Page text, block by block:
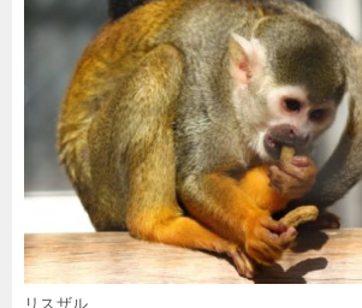
リスザル